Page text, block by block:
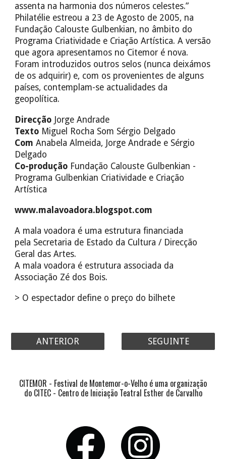
assenta na harmonia dos números celestes.”
Philatélie estreou a 23 de Agosto de 2005, na
Fundação Calouste Gulbenkian, no âmbito do
Programa Criatividade e Criação Artística. A versão
que agora apresentamos no Citemor é nova.
Foram introduzidos outros selos (nunca deixámos
de os adquirir) e, com os provenientes de alguns
países, contemplam-se actualidades da
geopolítica.
Direcção Jorge Andrade
Texto Miguel Rocha Som Sérgio Delgado
Com Anabela Almeida, Jorge Andrade e Sérgio
Delgado
Co-produção Fundação Calouste Gulbenkian -
Programa Gulbenkian Criatividade e Criação
Artística
www.malavoadora.blogspot.com
A mala voadora é uma estrutura financiada
pela Secretaria de Estado da Cultura / Direcção
Geral das Artes.
A mala voadora é estrutura associada da
Associação Zé dos Bois.
> O espectador define o preço do bilhete
ANTERIOR SEGUINTE
CITEMOR - Festival de Montemor-o-Velho é uma organização
do CITEC - Centro de Iniciação Teatral Esther de Carvalho